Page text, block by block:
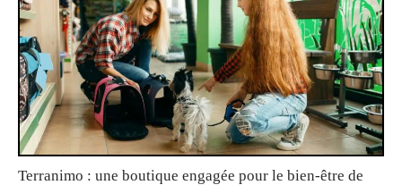
Terranimo : une boutique engagée pour le bien-être de